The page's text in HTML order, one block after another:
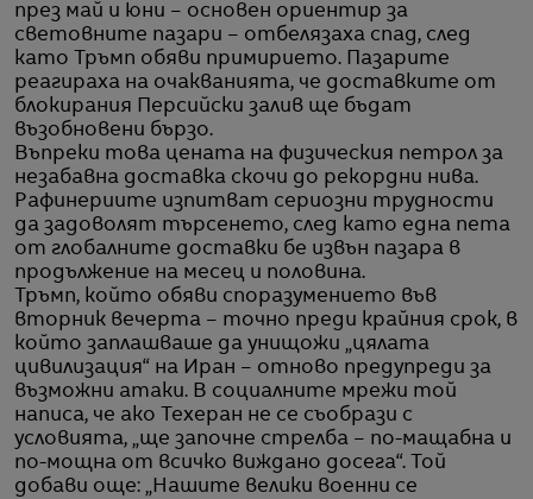
през май и юни – основен ориентир за
световните пазари – отбелязаха спад, след
като Тръмп обяви примирието. Пазарите
реагираха на очакванията, че доставките от
блокирания Персийски залив ще бъдат
възобновени бързо.
Въпреки това цената на физическия петрол за
незабавна доставка скочи до рекордни нива.
Рафинериите изпитват сериозни трудности
да задоволят търсенето, след като една пета
от глобалните доставки бе извън пазара в
продължение на месец и половина.
Тръмп, който обяви споразумението във
вторник вечерта – точно преди крайния срок, в
който заплашваше да унищожи „цялата
цивилизация“ на Иран – отново предупреди за
възможни атаки. В социалните мрежи той
написа, че ако Техеран не се съобрази с
условията, „ще започне стрелба – по-мащабна и
по-мощна от всичко виждано досега“. Той
добави още: „Нашите велики военни се